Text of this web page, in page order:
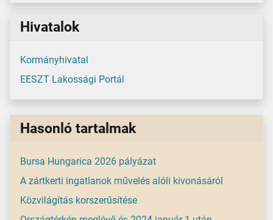
Hivatalok
Kormányhivatal
EESZT Lakossági Portál
Hasonló tartalmak
Bursa Hungarica 2026 pályázat
A zártkerti ingatlanok művelés alóli kivonásáról
Közvilágítás korszerűsítése